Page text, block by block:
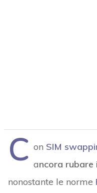
C on SIM
ancora rubare
nonostante le norme